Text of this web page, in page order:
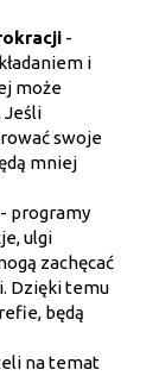
-
i
może
Jeśli
swoje
mniej
- programy
ulgi
zachęcać
Dzięki temu
będą
na temat